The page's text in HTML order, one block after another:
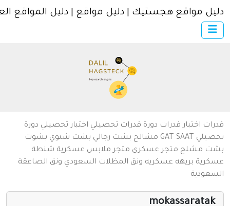
× الرئيسية
اتصل بنا
تسجيل
دخول
سياسة الخصوصية
شروط الاستخدام
مواقع هجستيك | دليل مواقع | دليل المواقع العربية
اختبار قدرات دورة قدرات تحصيلي اختبار تحصيلي دورة
SAAT
GAT مشالح بشت رجالي بشت شتوي بشوت
مشلح متجر عسكري متجر ملابس عسكرية شنطة
بريهه عسكريه ونق المظلات السعودي ونق الصاعقة